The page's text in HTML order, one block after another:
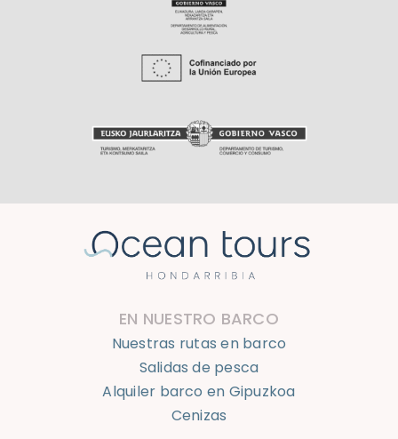
EN NUESTRO BARCO
Nuestras rutas en barco
Salidas de pesca
Alquiler barco en Gipuzkoa
Cenizas